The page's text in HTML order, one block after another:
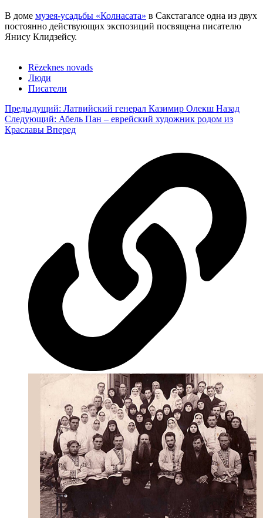
В доме музея-усадьбы «Колнасата» в Сакстагалсе одна из двух
постоянно действующих экспозиций посвящена писателю
Янису Клидзейсу.
Rēzeknes novads
Люди
Писатели
Предыдущий: Латвийский генерал Казимир Олекш Назад
Следующий: Абель Пан – еврейский художник родом из
Краславы Вперед